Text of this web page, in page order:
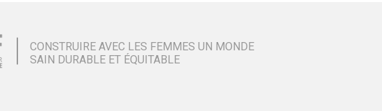
CONSTRUIRE AVEC LES FEMMES UN MONDE
SAIN DURABLE ET ÉQUITABLE